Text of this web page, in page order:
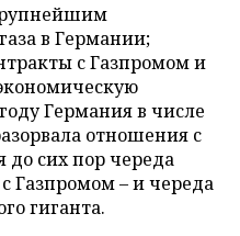
в Германии;
с Газпромом и
Германия в числе
отношения с
до сих пор череда
Газпромом – и череда
гиганта.